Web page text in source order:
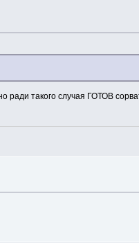
ради такого случая ГОТОВ